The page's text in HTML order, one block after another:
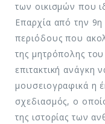
των οικισμών που
Επαρχία από την 9η
περιόδους που
της μητρόπολης
επιτακτική ανάγκη
μουσειογραφικά η
σχεδιασμός, ο
της ιστορίας των